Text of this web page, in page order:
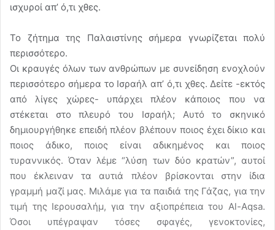
ισχυροί απ’ ό,τι χθες.
Το ζήτημα της Παλαιστίνης σήμερα γνωρίζεται πολύ
περισσότερο.
Οι κραυγές όλων των ανθρώπων με συνείδηση ενοχλούν
περισσότερο σήμερα το Ισραήλ απ’ ό,τι χθες. Δείτε -εκτός
από λίγες χώρες- υπάρχει πλέον κάποιος που να
στέκεται στο πλευρό του Ισραήλ; Αυτό το σκηνικό
δημιουργήθηκε επειδή πλέον βλέπουν ποιος έχει δίκιο και
ποιος άδικο, ποιος είναι αδικημένος και ποιος
τυραννικός. Όταν λέμε “λύση των δύο κρατών”, αυτοί
που έκλειναν τα αυτιά πλέον βρίσκονται στην ίδια
γραμμή μαζί μας. Μιλάμε για τα παιδιά της Γάζας, για την
τιμή της Ιερουσαλήμ, για την αξιοπρέπεια του Al-Aqsa.
Όσοι υπέγραψαν τόσες σφαγές, γενοκτονίες,